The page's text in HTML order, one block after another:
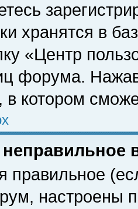
хранятся в
«Центр
форума.
в котором
настроены